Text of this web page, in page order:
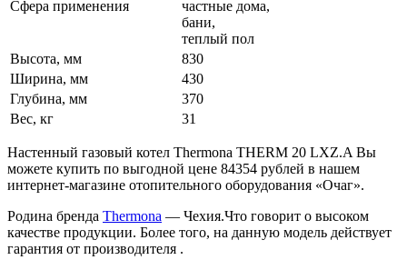
Сфера применения
частные дома,
бани,
теплый пол
Высота, мм
830
Ширина, мм
430
Глубина, мм
370
Вес, кг
31
Настенный газовый котел Thermona THERM 20 LXZ.A Вы
можете купить по выгодной цене 84354 рублей в нашем
интернет-магазине отопительного оборудования «Очаг».
Родина бренда Thermona — Чехия.Что говорит о высоком
качестве продукции. Более того, на данную модель действует
гарантия от производителя .